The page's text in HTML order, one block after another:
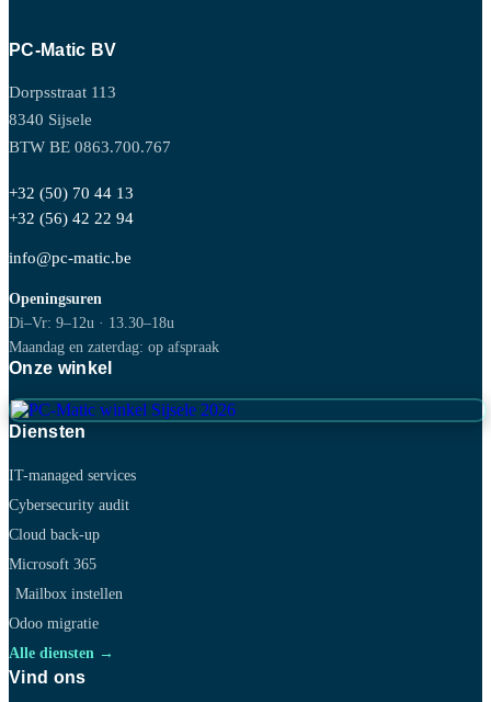
PC-Matic BV
Dorpsstraat 113
8340 Sijsele
BTW BE 0863.700.767
+32 (50) 70 44 13
+32 (56) 42 22 94
info@pc-matic.be
Openingsuren
Di–Vr: 9–12u · 13.30–18u
Maandag en zaterdag: op afspraak
Onze winkel
Diensten
IT-managed services
Cybersecurity audit
Cloud back-up
Microsoft 365
Mailbox instellen
Odoo migratie
Alle diensten →
Vind ons